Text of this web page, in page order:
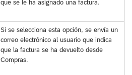
que se le ha asignado una factura.
Si se selecciona esta opción, se envía un
correo electrónico al usuario que indica
que la factura se ha devuelto desde
Compras.